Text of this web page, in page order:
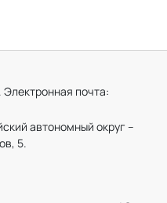
почта:
автономный округ –
5.